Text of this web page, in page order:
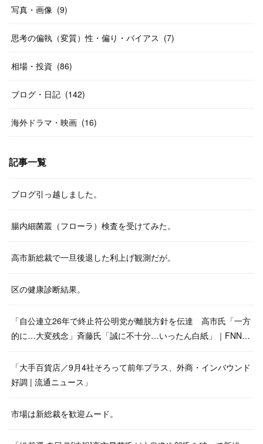
写真・画像 (9)
思考の偏執（変質）性・偏り・バイアス (7)
相場・投資 (86)
ブログ・日記 (142)
海外ドラマ・映画 (16)
記事一覧
ブログ引っ越しました。
腸内細菌叢（フローラ）検査を受けてみた。
高市新総裁で一旦後退した利上げ観測だが。
区の健康診断結果。
「自公連立26年で終止符公明党が離脱方針を伝達 高市氏「一方
的に…大変残念」斉藤氏「誠に不十分…いったん白紙」｜FNN…
「大手百貨店／9月4社そろって前年プラス、外商・インバウンド
好調 | 流通ニュース」
市場は新総裁を歓迎ムード。